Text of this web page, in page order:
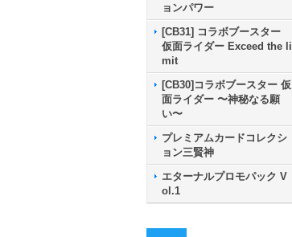
ョンパワー
[CB31] コラボブースター
仮面ライダー Exceed the li
mit
[CB30]コラボブースター 仮
面ライダー 〜神秘なる願
い〜
プレミアムカードコレクシ
ョン三賢神
エターナルプロモパック V
ol.1